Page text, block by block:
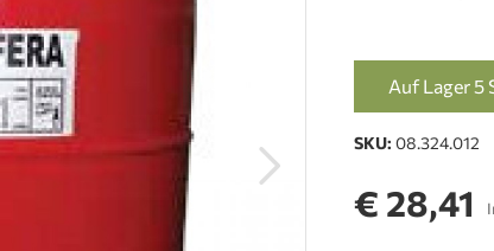
Auf Lager 5
SKU: 08.324.012
€ 28,41